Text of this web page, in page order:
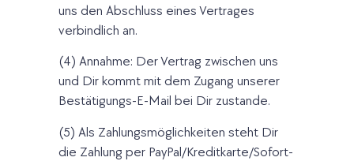
uns den Abschluss eines Vertrages
verbindlich an.
(4) Annahme: Der Vertrag zwischen uns
und Dir kommt mit dem Zugang unserer
Bestätigungs-E-Mail bei Dir zustande.
(5) Als Zahlungsmöglichkeiten steht Dir
die Zahlung per PayPal/Kreditkarte/Sofort-